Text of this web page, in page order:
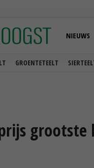
GROENTETEELT
NIEUWS